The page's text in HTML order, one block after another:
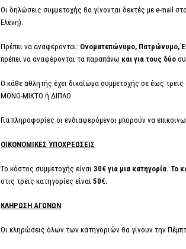
Οι δηλώσεις συμμετοχής θα γίνονται δεκτές με e-mail στο
Ελένη).
Πρέπει να αναφέρονται: Ονοματεπώνυμο, Πατρώνυμο,
πρέπει να αναφέρονται τα παραπάνω και για τους δύο
Ο κάθε αθλητής έχει δικαίωμα συμμετοχής σε έως
ΜΟΝΟ-ΜΙΚΤΟ ή ΔΙΠΛΟ.
Για πληροφορίες οι ενδιαφερόμενοι μπορούν να
ΟΙΚΟΝΟΜΙΚΕΣ ΥΠΟΧΡΕΩΣΕΙΣ
Το κόστος συμμετοχής είναι 30€ για μια κατηγορία. Το
στις τρεις κατηγορίες είναι 50€.
ΚΛΗΡΩΣΗ ΑΓΩΝΩΝ
Οι κληρώσεις όλων των κατηγοριών θα γίνουν την